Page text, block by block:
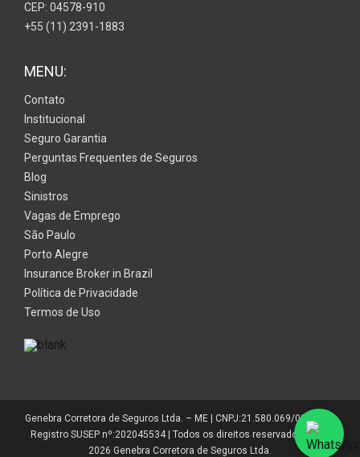
CEP: 04578-910
+55 (11) 2391-1883
MENU:
Contato
Institucional
Seguro Garantia
Perguntas Frequentes de Seguros
Blog
Sinistros
Vagas de Emprego
São Paulo
Porto Alegre
Insurance Broker in Brazil
Política de Privacidade
Termos de Uso
Genebra Corretora de Seguros Ltda. – ME | CNPJ:21.580.069/0001-01 |
Registro SUSEP nº:202045534 | Todos os direitos reservados 2014-
2026 Genebra Corretora de Seguros Ltda.